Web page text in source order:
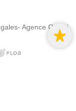
- Agence Colibri